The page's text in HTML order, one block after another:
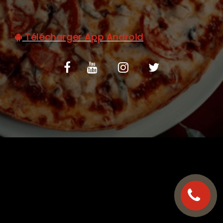
C.G.V
Télécharger App Android